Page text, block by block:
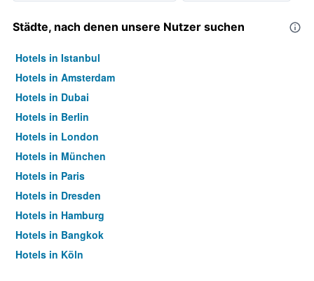
Städte, nach denen unsere Nutzer suchen
Hotels in Istanbul
Hotels in Amsterdam
Hotels in Dubai
Hotels in Berlin
Hotels in London
Hotels in München
Hotels in Paris
Hotels in Dresden
Hotels in Hamburg
Hotels in Bangkok
Hotels in Köln